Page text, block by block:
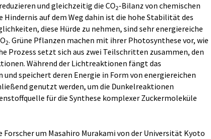
und gleichzeitig die CO2-Bilanz von chemischen
Hindernis auf dem Weg dahin ist die hohe Stabilität des
diese Hürde zu nehmen, sind sehr energiereiche
2. Grüne Pflanzen machen mit ihrer Photosynthese vor, wie
Prozess setzt sich aus zwei Teilschritten zusammen, den
Während der Lichtreaktionen fängt das
speichert deren Energie in Form von energiereichen
genutzt werden, um die Dunkelreaktionen
für die Synthese komplexer Zuckermoleküle
Forscher um Masahiro Murakami von der Universität Kyoto